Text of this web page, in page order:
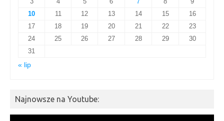
10
11 12 13 14 15
16
17
18 19 20 21 22
23
24
25 26 27 28 29
30
31
« lip
Najnowsze na Youtube: